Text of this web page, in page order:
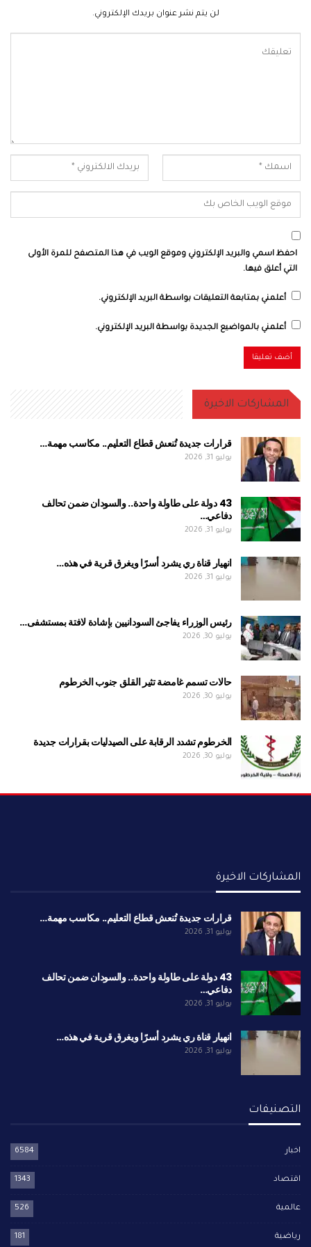
لن يتم نشر عنوان بريدك الإلكتروني.
احفظ اسمي والبريد الإلكتروني وموقع الويب في هذا المتصفح للمرة الأولى
التي أعلق فيها.
أعلمني بمتابعة التعليقات بواسطة البريد الإلكتروني.
أعلمني بالمواضيع الجديدة بواسطة البريد الإلكتروني.
المشاركات الاخيرة
قرارات جديدة تُنعش قطاع التعليم.. مكاسب مهمة…
يوليو 31, 2026
43 دولة على طاولة واحدة.. والسودان ضمن تحالف
دفاعي…
يوليو 31, 2026
انهيار قناة ري يشرد أسرًا ويغرق قرية في هذه…
يوليو 31, 2026
رئيس الوزراء يفاجئ السودانيين بإشادة لافتة بمستشفى…
يوليو 30, 2026
حالات تسمم غامضة تثير القلق جنوب الخرطوم
يوليو 30, 2026
الخرطوم تشدد الرقابة على الصيدليات بقرارات جديدة
يوليو 30, 2026
المشاركات الاخيرة
قرارات جديدة تُنعش قطاع التعليم.. مكاسب مهمة…
يوليو 31, 2026
43 دولة على طاولة واحدة.. والسودان ضمن تحالف
دفاعي…
يوليو 31, 2026
انهيار قناة ري يشرد أسرًا ويغرق قرية في هذه…
يوليو 31, 2026
التصنيفات
اخبار 6584
اقتصاد 1343
عالمية 526
رياضية 181